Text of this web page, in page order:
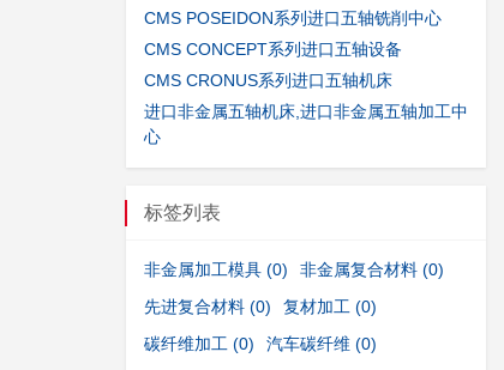
CMS POSEIDON系列进口五轴铣削中心
CMS CONCEPT系列进口五轴设备
CMS CRONUS系列进口五轴机床
进口非金属五轴机床,进口非金属五轴加工中
心
标签列表
非金属加工模具 (0) 非金属复合材料 (0)
先进复合材料 (0) 复材加工 (0)
碳纤维加工 (0) 汽车碳纤维 (0)